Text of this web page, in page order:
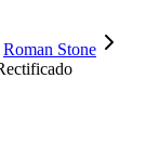
Roman Stone